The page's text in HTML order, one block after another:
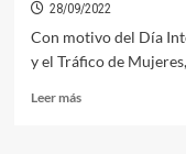
28/09/2022
Con motivo del Día
y el Tráfico de
Leer másLeer